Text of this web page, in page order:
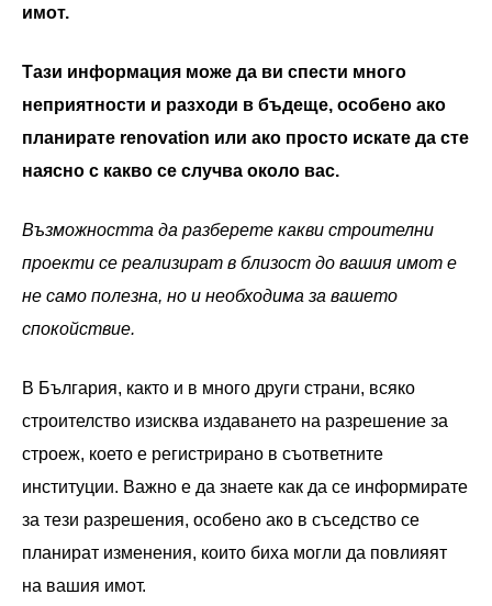
имот.
Тази информация може да ви спести много
неприятности и разходи в бъдеще, особено ако
планирате renovation или ако просто искате да сте
наясно с какво се случва около вас.
Възможността да разберете какви строителни
проекти се реализират в близост до вашия имот е
не само полезна, но и необходима за вашето
спокойствие.
В България, както и в много други страни, всяко
строителство изисква издаването на разрешение за
строеж, което е регистрирано в съответните
институции. Важно е да знаете как да се информирате
за тези разрешения, особено ако в съседство се
планират изменения, които биха могли да повлияят
на вашия имот.